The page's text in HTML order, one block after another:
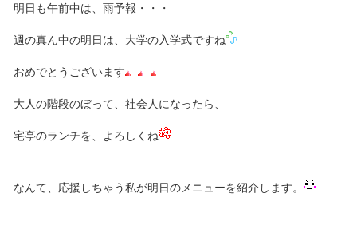
明日も午前中は、雨予報・・・
週の真ん中の明日は、大学の入学式ですね
おめでとうございます
大人の階段のぼって、社会人になったら、
宅亭のランチを、よろしくね
なんて、応援しちゃう私が明日のメニューを紹介します。